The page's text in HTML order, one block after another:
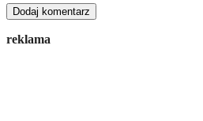
reklama